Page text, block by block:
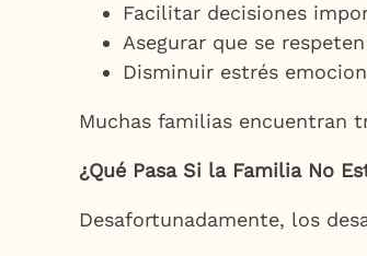
Facilitar decisiones
Asegurar que se
Disminuir estrés
Muchas familias encuentran
¿Qué Pasa Si la Familia No
Desafortunadamente, los